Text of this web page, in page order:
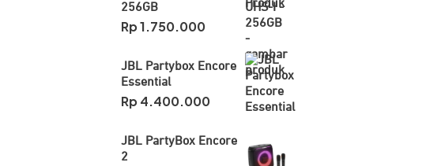
256GB
Rp1.750.000
JBL Partybox Encore
Essential
Rp4.400.000
JBL PartyBox Encore
2